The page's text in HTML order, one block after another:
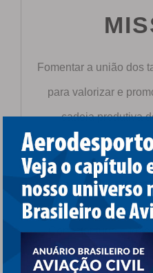
Fomentar a união dos
para valorizar e
cadeia produtiva
Conectar tudo e
formando,